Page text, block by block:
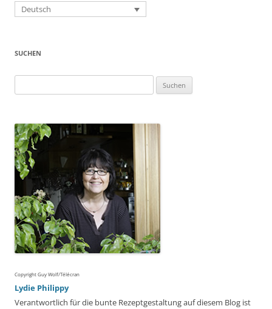
Deutsch
SUCHEN
nach:
Copyright Guy Wolf/Télécran
Lydie Philippy
Verantwortlich für die bunte Rezeptgestaltung auf diesem Blog ist